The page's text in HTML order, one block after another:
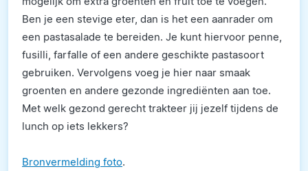
Ben je een stevige eter, dan is het een aanrader om
een pastasalade te bereiden. Je kunt hiervoor penne,
fusilli, farfalle of een andere geschikte pastasoort
gebruiken. Vervolgens voeg je hier naar smaak
groenten en andere gezonde ingrediënten aan toe.
Met welk gezond gerecht trakteer jij jezelf tijdens de
lunch op iets lekkers?
Bronvermelding foto.